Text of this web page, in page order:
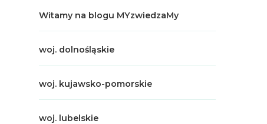
Witamy na blogu MYzwiedzaMy
woj. dolnośląskie
woj. kujawsko-pomorskie
woj. lubelskie